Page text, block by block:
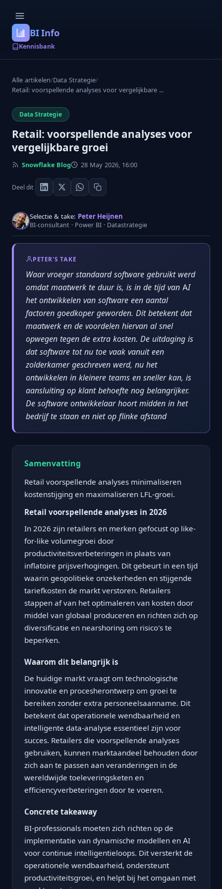
BI Info
Kennisbank
Alle artikelen/Data Strategie/
Retail: voorspellende analyses voor vergelijkbare ...
Data Strategie
Retail: voorspellende analyses voor
vergelijkbare groei
Snowflake Blog 28 May 2026, 16:00
Deel dit
Selectie & take: Peter Heijnen
BI-consultant · Power BI · Datastrategie
PETER'S TAKE
Waar vroeger standaard software gebruikt werd
omdat maatwerk te duur is, is in de tijd van AI
het ontwikkelen van software een aantal
factoren goedkoper geworden. Dit betekent dat
maatwerk en de voordelen hiervan al snel
opwegen tegen de extra kosten. De uitdaging is
dat software tot nu toe vaak vanuit een
zolderkamer geschreven werd, nu het
ontwikkelen in kleinere teams en sneller kan, is
aansluiting op klant behoefte nog belangrijker.
De software ontwikkelaar hoort midden in het
bedrijf te staan en niet op flinke afstand
Samenvatting
Retail voorspellende analyses minimaliseren
kostenstijging en maximaliseren LFL-groei.
Retail voorspellende analyses in 2026
In 2026 zijn retailers en merken gefocust op like-
for-like volumegroei door
productiviteitsverbeteringen in plaats van
inflatoire prijsverhogingen. Dit gebeurt in een tijd
waarin geopolitieke onzekerheden en stijgende
tariefkosten de markt verstoren. Retailers
stappen af van het optimaleren van kosten door
middel van globaal produceren en richten zich op
diversificatie en nearshoring om risico's te
beperken.
Waarom dit belangrijk is
De huidige markt vraagt om technologische
innovatie en procesherontwerp om groei te
bereiken zonder extra personeelsaanname. Dit
betekent dat operationele wendbaarheid en
intelligente data-analyse essentieel zijn voor
succes. Retailers die voorspellende analyses
gebruiken, kunnen marktaandeel behouden door
zich aan te passen aan veranderingen in de
wereldwijde toeleveringsketen en
efficiencyverbeteringen door te voeren.
Concrete takeaway
BI-professionals moeten zich richten op de
implementatie van dynamische modellen en AI
voor continue intelligentieloops. Dit versterkt de
operationele wendbaarheid, ondersteunt
productiviteitsgroei, en helpt bij het omgaan met